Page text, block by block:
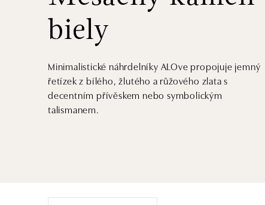
biely
Minimalistické náhrdelníky ALOve propojuje jemný
řetízek z bílého, žlutého a růžového zlata s
decentním přívěskem nebo symbolickým
talismanem.